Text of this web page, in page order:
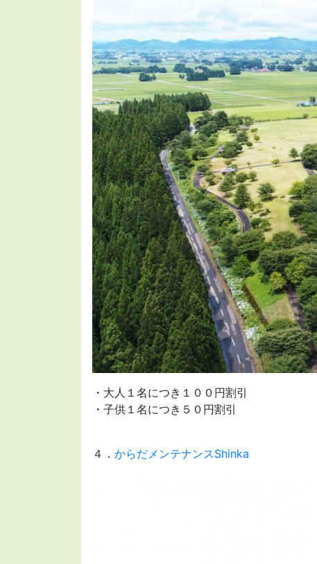
・ 大人１名につき１００円割引
・子供１名につき５０円割引
４． からだメンテナンスShinka